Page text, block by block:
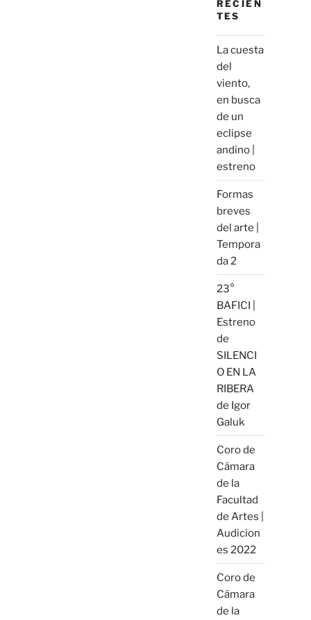
RECIEN
TES
La cuesta
del
viento,
en busca
de un
eclipse
andino |
estreno
Formas
breves
del arte |
Tempora
da 2
23°
BAFICI |
Estreno
de
SILENCI
O EN LA
RIBERA
de Igor
Galuk
Coro de
Cámara
de la
Facultad
de Artes |
Audicion
es 2022
Coro de
Cámara
de la